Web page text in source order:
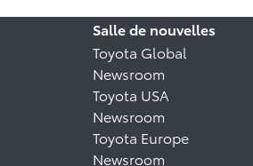
Salle de nouvelles
Toyota Global
Newsroom
Toyota USA
Newsroom
Toyota Europe
Newsroom